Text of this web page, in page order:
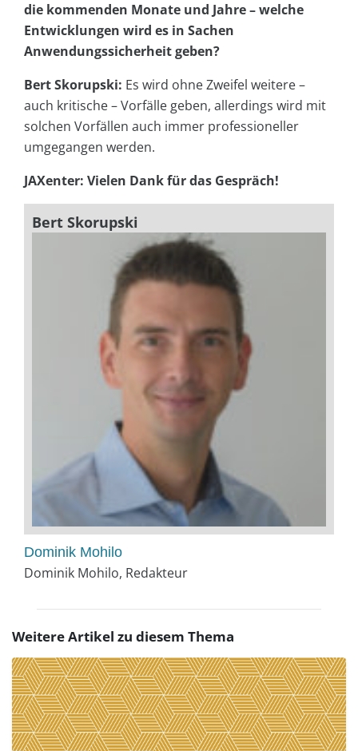
die kommenden Monate und Jahre – welche
Entwicklungen wird es in Sachen
Anwendungssicherheit geben?
Bert Skorupski: Es wird ohne Zweifel weitere –
auch kritische – Vorfälle geben, allerdings wird mit
solchen Vorfällen auch immer professioneller
umgegangen werden.
JAXenter: Vielen Dank für das Gespräch!
Bert Skorupski
Dominik Mohilo
Dominik Mohilo, Redakteur
Weitere Artikel zu diesem Thema